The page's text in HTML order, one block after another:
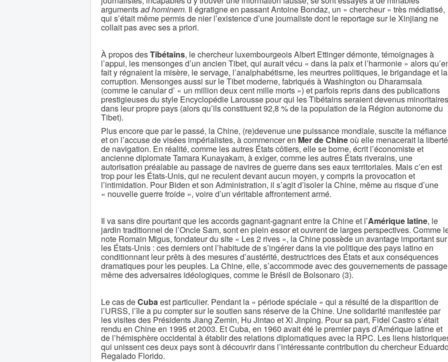
argumentsad hominem. Il égratigne en passant Antoine Bondaz, un « chercheur » très médiatisé,
qui s’était même permis de nier l’existence d’une journaliste dont le reportage sur le Xinjiang ne
collait pas avec ses a priori.
À propos desTibétains, le chercheur luxembourgeois Albert Ettinger démonte, témoignages à
l’appui, les mensonges d’un ancien Tibet, qui aurait vécu « dans la paix et l’harmonie » alors
fait y régnaient la misère, le servage, l’analphabétisme, les meurtres politiques, le brigandage et la
corruption. Mensonges aussi sur le Tibet moderne, fabriqués à Washington ou Dharamsala
(comme le canular d’ « un million deux cent mille morts ») et parfois repris dans des publications
prestigieuses du style Encyclopédie Larousse pour qui les Tibétains seraient devenus minoritaires
dans leur propre pays (alors qu’ils constituent 92,8 % de la population de la Région autonome du
Tibet).
Plus encore que par le passé, la Chine, (re)devenue une puissance mondiale, suscite la méfiance
et on l’accuse de visées impérialistes, à commencer en Mer de Chineoù elle menacerait la liberté
de navigation. En réalité, comme les autres États côtiers, elle se borne, écrit l’économiste et
ancienne diplomate Tamara Kunayakam, à exiger, comme les autres États riverains, une
autorisation préalable au passage de navires de guerre dans ses eaux territoriales. Mais c’en est
trop pour les États-Unis, qui ne reculent devant aucun moyen, y compris la provocation et
l’intimidation. Pour Biden et son Administration, il s’agit d’isoler la Chine, même au risque d’une
« nouvelle guerre froide », voire d’un véritable affrontement armé.
Il va sans dire pourtant que les accords gagnant-gagnant entre la Chine et l’Amérique latine, le
jardin traditionnel de l’Oncle Sam, sont en plein essor et ouvrent de larges perspectives. Comme
note Romain Migus, fondateur du site « Les 2 rives », la Chine possède un avantage important sur
les États-Unis : ces derniers ont l’habitude de s’ingérer dans la vie politique des pays latino en
conditionnant leur prêts à des mesures d’austérité, destructrices des États et aux conséquences
dramatiques pour les peuples. La Chine, elle, s’accommode avec des gouvernements de
même des adversaires idéologiques, comme le Brésil de Bolsonaro (3).
Le cas deCubaest particulier. Pendant la « période spéciale » qui a résulté de la disparition de
l’URSS, l’île a pu compter sur le soutien sans réserve de la Chine. Une solidarité manifestée par
les visites des Présidents Jiang Zemin, Hu Jintao et Xi Jinping. Pour sa part, Fidel Castro s’était
rendu en Chine en 1995 et 2003. Et Cuba, en 1960 avait été le premier pays d’Amérique latine et
de l’hémisphère occidental à établir des relations diplomatiques avec la RPC. Les liens
qui unissent ces deux pays sont à découvrir dans l’intéressante contribution du chercheur
Regalado Florido.